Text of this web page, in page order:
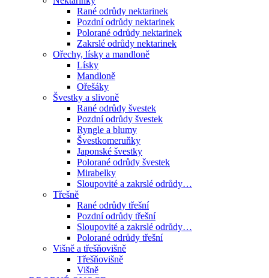
Rané odrůdy nektarinek
Pozdní odrůdy nektarinek
Polorané odrůdy nektarinek
Zakrslé odrůdy nektarinek
Ořechy, lísky a mandloně
Lísky
Mandloně
Ořešáky
Švestky a slivoně
Rané odrůdy švestek
Pozdní odrůdy švestek
Ryngle a blumy
Švestkomeruňky
Japonské švestky
Polorané odrůdy švestek
Mirabelky
Sloupovité a zakrslé odrůdy…
Třešně
Rané odrůdy třešní
Pozdní odrůdy třešní
Sloupovité a zakrslé odrůdy…
Polorané odrůdy třešní
Višně a třešňovišně
Třešňovišně
Višně